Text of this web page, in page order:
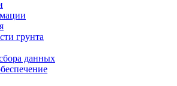
грунта
данных